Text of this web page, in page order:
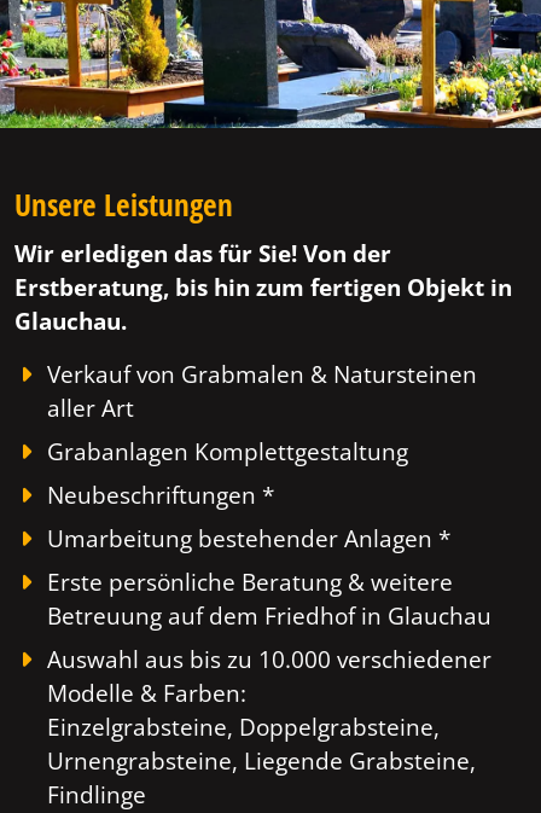
Unsere Leistungen
Wir erledigen das für Sie! Von der
Erstberatung, bis hin zum fertigen Objekt in
Glauchau.
Verkauf von Grabmalen & Natursteinen
aller Art
Grabanlagen Komplettgestaltung
Neubeschriftungen *
Umarbeitung bestehender Anlagen *
Erste persönliche Beratung & weitere
Betreuung auf dem Friedhof in Glauchau
Auswahl aus bis zu 10.000 verschiedener
Modelle & Farben:
Einzelgrabsteine, Doppelgrabsteine,
Urnengrabsteine, Liegende Grabsteine,
Findlinge